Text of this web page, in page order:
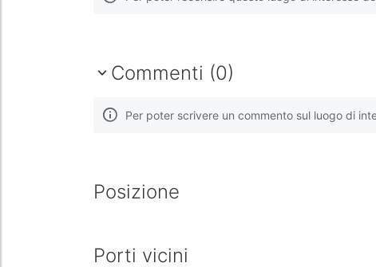
Commenti (0)
Per poter scrivere un commento sul luogo di
Posizione
Porti vicini